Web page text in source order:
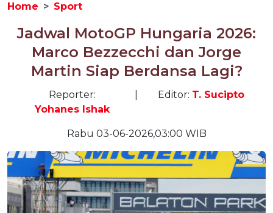
Home Sport
Jadwal MotoGP Hungaria 2026:
Marco Bezzecchi dan Jorge
Martin Siap Berdansa Lagi?
Reporter:
Yohanes Ishak
Editor: T. Sucipto
Rabu 03-06-2026,03:00 WIB